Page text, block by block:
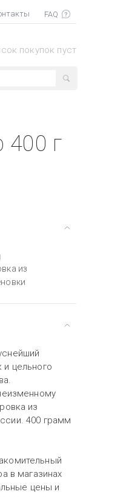
покупок пуст
400 г
из
цельного
из
400 грамм
в магазинах
цены и